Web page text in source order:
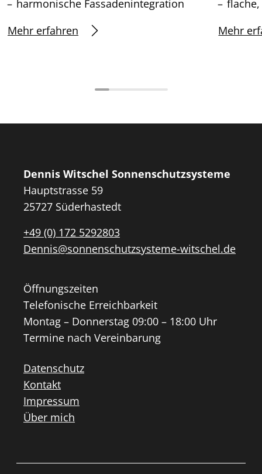
harmonische Fassadenintegration
Mehr erfahren
Mehr
Dennis Witschel Sonnenschutzsysteme
Hauptstrasse 59
25727 Süderhastedt
+49 (0) 172 5292803
Dennis@sonnenschutzsysteme-witschel.de
Öffnungszeiten
Telefonische Erreichbarkeit
Montag – Donnerstag 09:00 – 18:00 Uhr
Termine nach Vereinbarung
Datenschutz
Kontakt
Impressum
Über mich